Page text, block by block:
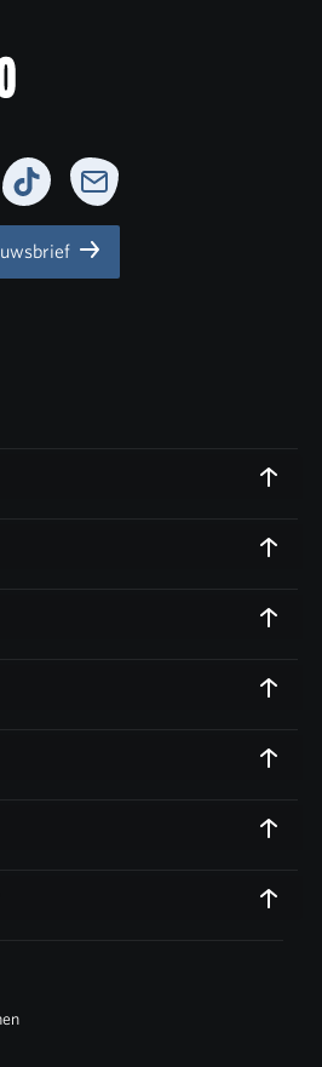
TikTok Newsletter